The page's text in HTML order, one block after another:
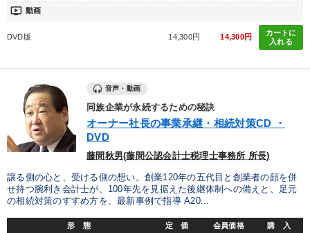
ondemand_video 動画
DVD版 14,300円 14,300円
カートに
入れる
音声・動画
同族企業が永続するための秘訣
オーナー社長の事業承継・相続対策CD ・
DVD
藤間秋男(藤間公認会計士税理士事務所 所長)
譲る側の心と、受ける側の想い。創業120年の五代目と創業者の顔を併
せ持つ腕利き会計士が、100年先を見据えた後継体制への備えと、足元
の相続対策のすすめ方を、最新事例で指導 A20...
形 態 定 価 会員価格 購 入